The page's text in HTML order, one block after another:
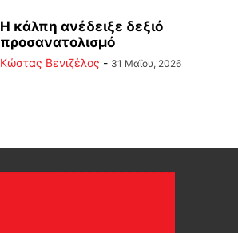
Η κάλπη ανέδειξε δεξιό
προσανατολισμό
Κώστας Βενιζέλος - 31 Μαΐου, 2026